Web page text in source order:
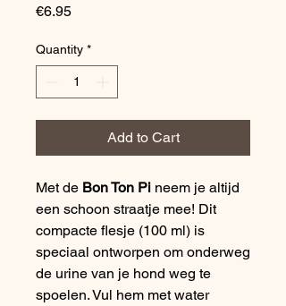
€6.95Price
Quantity *
Add to Cart
Met de Bon Ton Pi neem je altijd
een schoon straatje mee! Dit
compacte flesje (100 ml) is
speciaal ontworpen om onderweg
de urine van je hond weg te
spoelen. Vul hem met water